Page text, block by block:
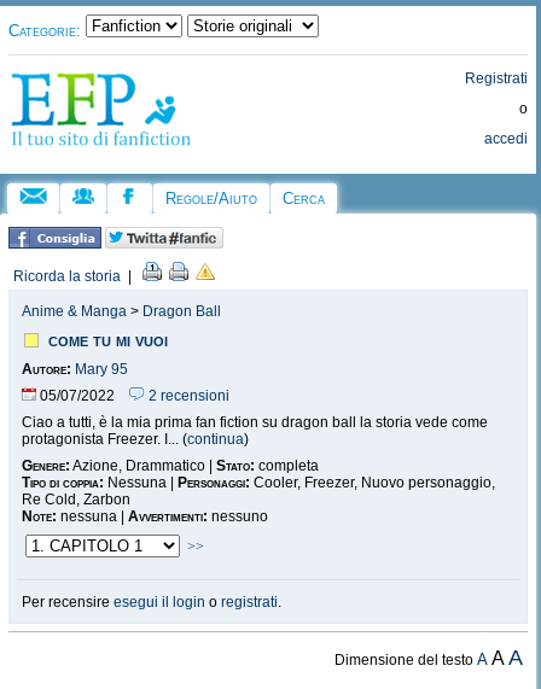
Categorie:
Registrati
o
accedi
Regole/Aiuto Cerca
Ricorda la storia
Anime & Manga > Dragon Ball
come tu mi vuoi
Autore: Mary 95
05/07/2022
2 recensioni
Ciao a tutti, è la mia prima fan fiction su dragon ball la storia vede come
protagonista Freezer. I... (continua)
Genere: Azione, Drammatico | Stato: completa
Tipo di coppia: Nessuna | Personaggi: Cooler, Freezer, Nuovo personaggio,
Re Cold, Zarbon
Note: nessuna | Avvertimenti: nessuno
>>
Per recensire esegui il login o registrati.
Dimensione del testoA AA